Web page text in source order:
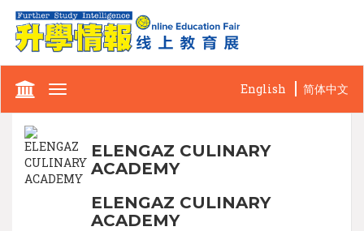
Toggle
English 简体中文
ELENGAZ CULINARY
ACADEMY
ELENGAZ CULINARY
ACADEMY